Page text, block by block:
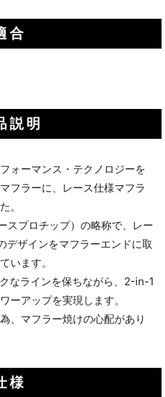
合
説明
ォーマンス・テクノロジーを
フラーに、レース仕様マフラ
。
スプロチップ）の略称で、レー
デザインをマフラーエンドに取
います。
なラインを保ちながら、2-in-1
ーアップを実現します。
、マフラー焼けの心配があり
様